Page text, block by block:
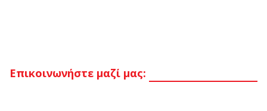
Επικοινωνήστε μαζί μας: